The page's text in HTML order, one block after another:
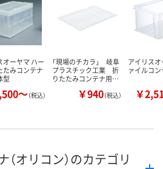
カゴへ カ
オーヤマ ハー
たみコンテナ
型
～（税込）
「現場のチカラ」 岐阜
プラスチック工業 折
りたたみコンテナ用…
￥940（税込）
アイリス
ァイルコ
￥
オリコン）のカテゴリ